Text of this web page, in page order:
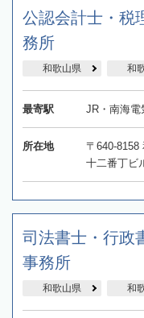
公認会計士・税
務所
和歌山県 和
最寄駅 JR・南海電
所在地
〒640-8158
十二番丁ビ
司法書士・行政
事務所
和歌山県 和